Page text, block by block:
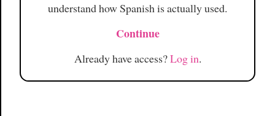
understand how Spanish is actually used.
Continue
Already have access?Log in.